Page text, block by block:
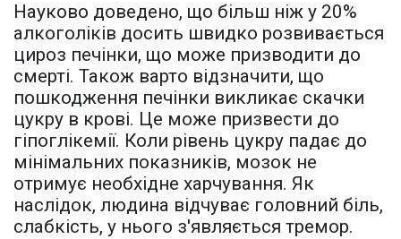
Науково доведено, що більш ніж у 20%
алкоголіків досить швидко розвивається
цироз печінки, що може призводити до
смерті. Також варто відзначити, що
пошкодження печінки викликає скачки
цукру в крові. Це може призвести до
гіпоглікемії. Коли рівень цукру падає до
мінімальних показників, мозок не
отримує необхідне харчування. Як
наслідок, людина відчуває головний біль,
слабкість, у нього з'являється тремор.